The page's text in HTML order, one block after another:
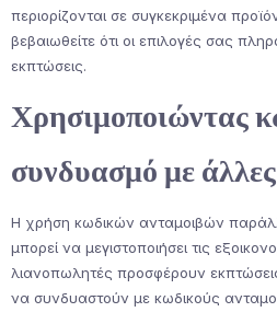
περιορίζονται σε συγκεκριμένα
βεβαιωθείτε ότι οι επιλογές σας
εκπτώσεις.
Χρησιμοποιώντας
συνδυασμό με
Η χρήση κωδικών ανταμοιβών
μπορεί να μεγιστοποιήσει τις
λιανοπωλητές προσφέρουν
να συνδυαστούν με κωδικούς